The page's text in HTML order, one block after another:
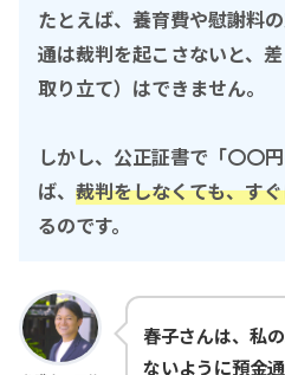
たとえば、養育費や慰謝料
通は裁判を起こさないと、
取り立て）はできません。
しかし、公正証書で「〇〇
ば、 裁判をしなくても、す
るのです。
春子さんは、私
ないように預金